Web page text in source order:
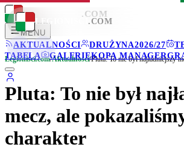
LEGIONISCI .COM
MENU
AKTUALNOŚCI
DRUŻYNA2026/27
TABELA
GALERIEKOPA MANAGER
LEGIONISCI .COM
Legionisci.com/Aktualności/
Pluta: To nie był
mecz, ale
charakter